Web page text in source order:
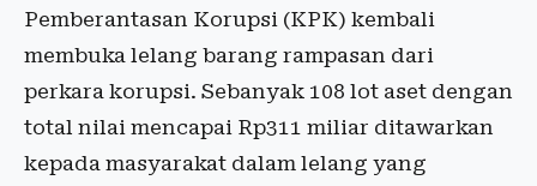
Pemberantasan Korupsi (KPK) kembali
membuka lelang barang rampasan dari
perkara korupsi. Sebanyak 108 lot aset dengan
total nilai mencapai Rp311 miliar ditawarkan
kepada masyarakat dalam lelang yang